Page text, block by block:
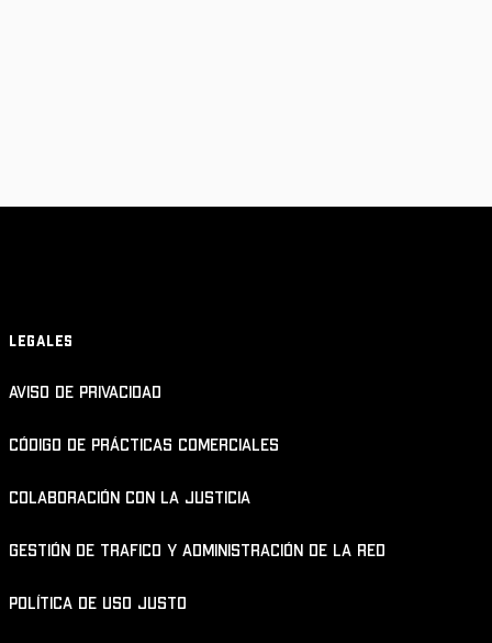
LEGALES
Aviso de Privacidad
Código de prácticas comerciales
Colaboración con la justicia
Gestión de trafico y administración de la red
Política de uso justo